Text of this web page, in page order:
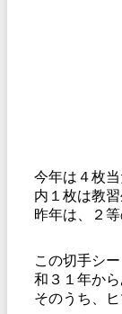
今年は４枚当
内１枚は教
昨年は、２
この切手シ
和３１年か
そのうち、